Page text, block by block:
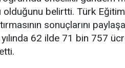
olduğunu belirtti. Türk
sonuçlarını
62 ilde 71 bin 757